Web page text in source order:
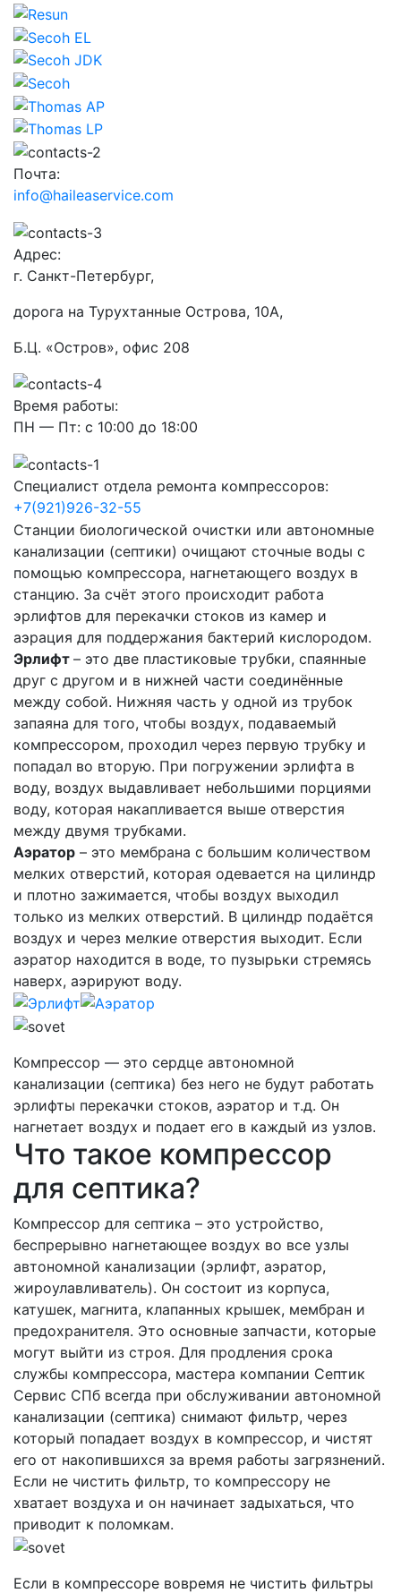
Почта:
info@haileaservice.com
Адрес:
г. Санкт-Петербург,
дорога на Турухтанные Острова, 10А,
Б.Ц. «Остров», офис 208
Время работы:
ПН — Пт: с 10:00 до 18:00
Специалист отдела ремонта компрессоров:
+7(921)926-32-55
Станции биологической очистки или автономные
канализации (септики) очищают сточные воды с
помощью компрессора, нагнетающего воздух в
станцию. За счёт этого происходит работа
эрлифтов для перекачки стоков из камер и
аэрация для поддержания бактерий кислородом.
Эрлифт – это две пластиковые трубки, спаянные
друг с другом и в нижней части соединённые
между собой. Нижняя часть у одной из трубок
запаяна для того, чтобы воздух, подаваемый
компрессором, проходил через первую трубку и
попадал во вторую. При погружении эрлифта в
воду, воздух выдавливает небольшими порциями
воду, которая накапливается выше отверстия
между двумя трубками.
Аэратор – это мембрана с большим количеством
мелких отверстий, которая одевается на цилиндр
и плотно зажимается, чтобы воздух выходил
только из мелких отверстий. В цилиндр подаётся
воздух и через мелкие отверстия выходит. Если
аэратор находится в воде, то пузырьки стремясь
наверх, аэрируют воду.
Компрессор — это сердце автономной
канализации (септика) без него не будут работать
эрлифты перекачки стоков, аэратор и т.д. Он
нагнетает воздух и подает его в каждый из узлов.
Что такое компрессор
для септика?
Компрессор для септика – это устройство,
беспрерывно нагнетающее воздух во все узлы
автономной канализации (эрлифт, аэратор,
жироулавливатель). Он состоит из корпуса,
катушек, магнита, клапанных крышек, мембран и
предохранителя. Это основные запчасти, которые
могут выйти из строя. Для продления срока
службы компрессора, мастера компании Септик
Сервис СПб всегда при обслуживании автономной
канализации (септика) снимают фильтр, через
который попадает воздух в компрессор, и чистят
его от накопившихся за время работы загрязнений.
Если не чистить фильтр, то компрессору не
хватает воздуха и он начинает задыхаться, что
приводит к поломкам.
Если в компрессоре вовремя не чистить фильтры